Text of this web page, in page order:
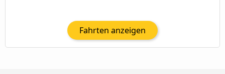
Fahrten anzeigen